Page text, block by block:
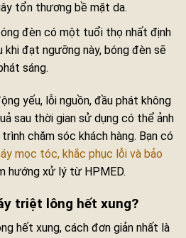
tổn thương bề mặt da.
đèn có một tuổi thọ nhất định
khi đạt ngưỡng này, bóng đèn sẽ
sáng.
yếu, lỗi nguồn, đầu phát không
sau thời gian sử dụng có thể ảnh
chăm sóc khách hàng. Bạn có
mọc tóc, khắc phục lỗi và bảo
hướng xử lý từ HPMED.
triệt lông hết xung?
hết xung, cách đơn giản nhất là